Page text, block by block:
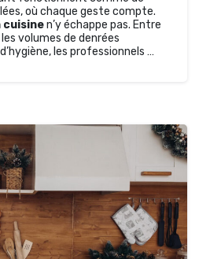
où chaque geste compte.
cuisinen’y échappe pas. Entre
volumes de denrées
les professionnels …